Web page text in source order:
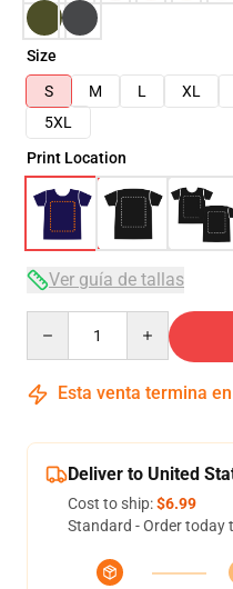
Size
S
M L XL
5XL
Print Location
Ver guía de tallas
Esta venta termina en
Deliver to United
Cost to ship:$6.99
Standard - Order today